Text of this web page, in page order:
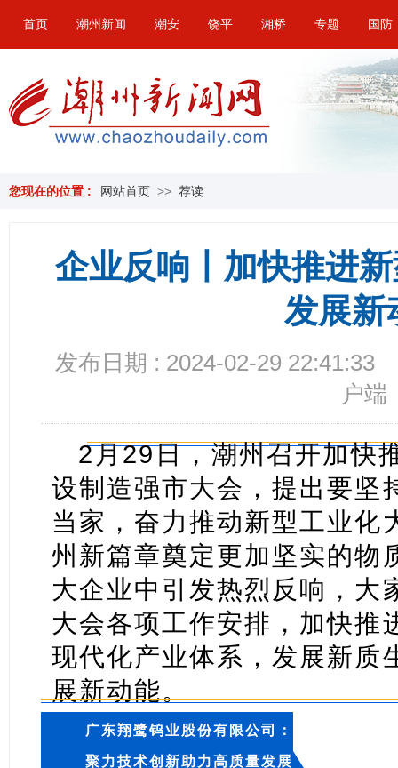
首页 潮州新闻 潮安 饶平 湘桥 专题 国防
您现在的位置 : 网站首页 >> 荐读
企业反响丨加快推进
发展新
发布日期 : 2024-02-29 22:41:33
户端
2月29日，潮州召开加快
设制造强市大会，提出要坚
当家，奋力推动新型工业化
州新篇章奠定更加坚实的物
大企业中引发热烈反响，大
大会各项工作安排，加快推
现代化产业体系，发展新质
展新动能。
广东翔鹭钨业股份有限公司：
聚力技术创新助力高质量发展